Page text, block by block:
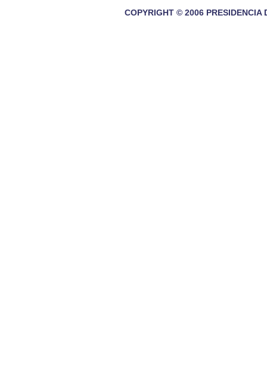
COPYRIGHT © 2006 PRESIDENCIA